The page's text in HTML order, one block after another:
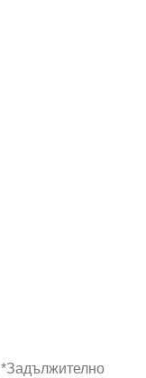
*Задължително